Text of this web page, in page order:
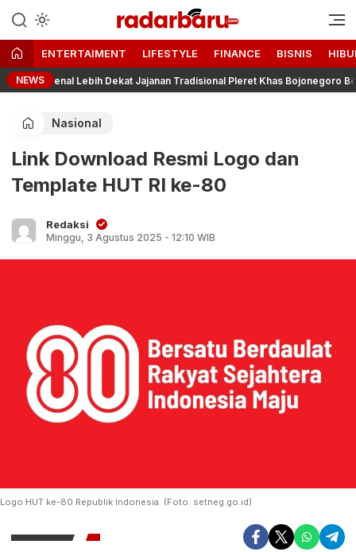
radarbaru.com
Informasi Berita Terbaru dan
Terkini Hari Ini
ENTERTAIMENT LIFESTYLE FINANCE BISNIS
NEWSLebih Dekat Jajanan Tradisional Pleret Khas Bojonegoro Bersama
Nasional
Link Download Resmi Logo dan
Template HUT RI ke-80
Redaksi
Minggu, 3 Agustus 2025 - 12:10 WIB
Logo HUT ke-80 Republik Indonesia. (Foto: setneg.go.id)